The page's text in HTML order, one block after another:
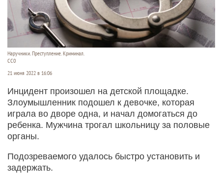
Наручники. Преступление. Криминал.
CC0
21 июня 2022 в 16:06
Инцидент произошел на детской площадке.
Злоумышленник подошел к девочке, которая
играла во дворе одна, и начал домогаться до
ребенка. Мужчина трогал школьницу за половые
органы.
Подозреваемого удалось быстро установить и
задержать.